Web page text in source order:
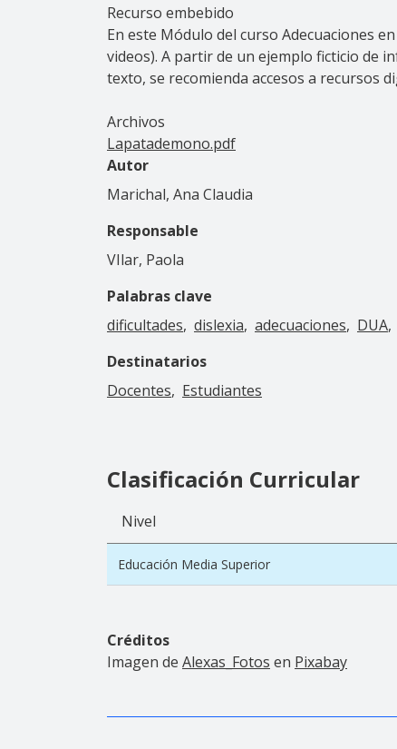
Recurso embebido
En este Módulo del curso Adecuaciones
videos). A partir de un ejemplo ficticio de
texto, se recomienda accesos a recursos
Archivos
Lapatademono.pdf
Autor
Marichal, Ana Claudia
Responsable
VIlar, Paola
Palabras clave
dificultades dislexia adecuaciones DUA
Destinatarios
Docentes
Estudiantes
Clasificación Curricular
Nivel
Educación Media Superior
Créditos
Imagen de Alexas_Fotos en Pixabay